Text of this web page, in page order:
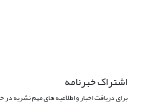
اشتراک خبرنامه
برای دریافت اخبار و اطلاعیه های مهم نشریه